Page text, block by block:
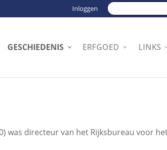
Zoeken:
Inloggen
GESCHIEDENIS ERFGOED LINKS
was directeur van het Rijksbureau voor